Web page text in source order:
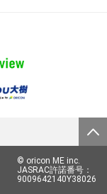
© oricon ME inc.
JASRAC許諾番号：
9009642140Y38026